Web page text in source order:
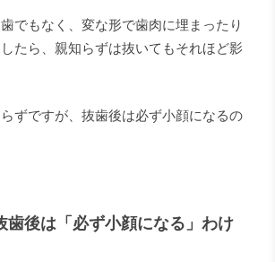
でもなく、変な形で歯肉に埋まったり
たら、親知らずは抜いてもそれほど影
ずですが、抜歯後は必ず小顔になるの
歯後は「必ず小顔になる」わけ